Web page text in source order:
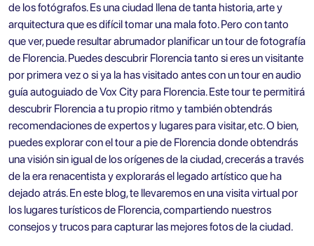
de los fotógrafos. Es una ciudad llena de tanta historia, arte y
arquitectura que es difícil tomar una mala foto. Pero con tanto
que ver, puede resultar abrumador planificar un tour de fotografía
de Florencia. Puedes descubrir Florencia tanto si eres un visitante
por primera vez o si ya la has visitado antes con un tour en audio
guía autoguiado de Vox City para Florencia. Este tour te permitirá
descubrir Florencia a tu propio ritmo y también obtendrás
recomendaciones de expertos y lugares para visitar, etc. O bien,
puedes explorar con el tour a pie de Florencia donde obtendrás
una visión sin igual de los orígenes de la ciudad, crecerás a través
de la era renacentista y explorarás el legado artístico que ha
dejado atrás. En este blog, te llevaremos en una visita virtual por
los lugares turísticos de Florencia, compartiendo nuestros
consejos y trucos para capturar las mejores fotos de la ciudad.